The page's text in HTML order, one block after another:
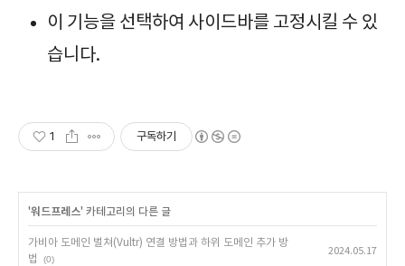
이 기능을 선택하여 사이드바를 고정시킬 수 있
습니다.
1 구독하기
'워드프레스' 카테고리의 다른 글
가비아 도메인 벌쳐(Vultr) 연결 방법과 하위 도메인 추가 방
법
(0)
2024.05.17